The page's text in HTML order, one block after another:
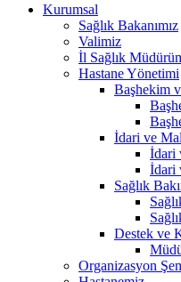
Kurumsal
Sağlık Bakanımız
Valimiz
İl Sağlık
Hastane Yönetimi
Başhekim
İdari ve
İdari
İdari
Sağlık
Destek ve
Organizasyon